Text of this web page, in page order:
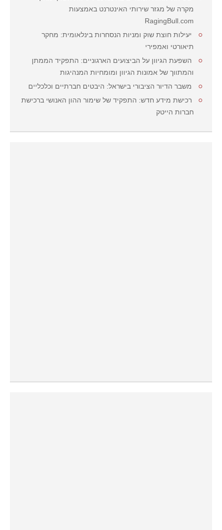
מקרה של מגזר שירותי האינטרנט באמצעות
RagingBull.com
יעילות חוצת שוק ומניות הנסחרות בינלאומית: מחקר
תיאורטי ואמפירי
השפעת הגיוון על הביצועים הארגוניים: התפקיד הממתן
והמתווך של אמונות הגיוון ומומחיות המנהיגות
משבר הדיור הציבורי בישראל: היבטים חברתיים וכלכליים
רכישת מידע חדש: התפקיד של שימור ההון האנושי ברכישת
חברות הייטק